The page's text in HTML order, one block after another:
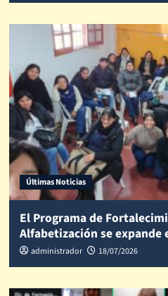
Últimas Noticias
El Programa de
Alfabetización se
administrador 18/07/2026